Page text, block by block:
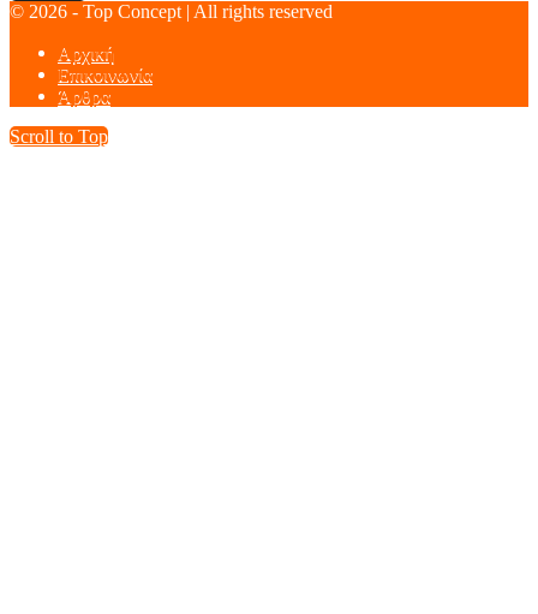
© 2026 - Top Concept | All rights reserved
Αρχική
Επικοινωνία
Άρθρα
Scroll to Top